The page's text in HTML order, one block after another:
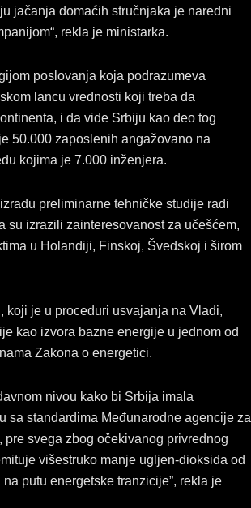
jačanja domaćih stručnjaka je naredni
rekla je ministarka.
poslovanja koja podrazumeva
lancu vrednosti koji treba da
i da vide Srbiju kao deo tog
50.000 zaposlenih angažovano na
kojima je 7.000 inženjera.
preliminarne tehničke studije radi
su izrazili zainteresovanost za učešćem,
u Holandiji, Finskoj, Švedskoj i širom
koji je u proceduri usvajanja na Vladi,
kao izvora bazne energije u jednom od
Zakona o energetici.
nivou kako bi Srbija imala
sa standardima Međunarodne agencije za
svega zbog očekivanog privrednog
višestruko manje ugljen-dioksida od
putu energetske tranzicije”, rekla je